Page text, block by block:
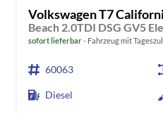
Volkswagen T7
Beach 2.0TDI DSG GV5
sofort lieferbar Fahrzeug mit
60063
Diesel